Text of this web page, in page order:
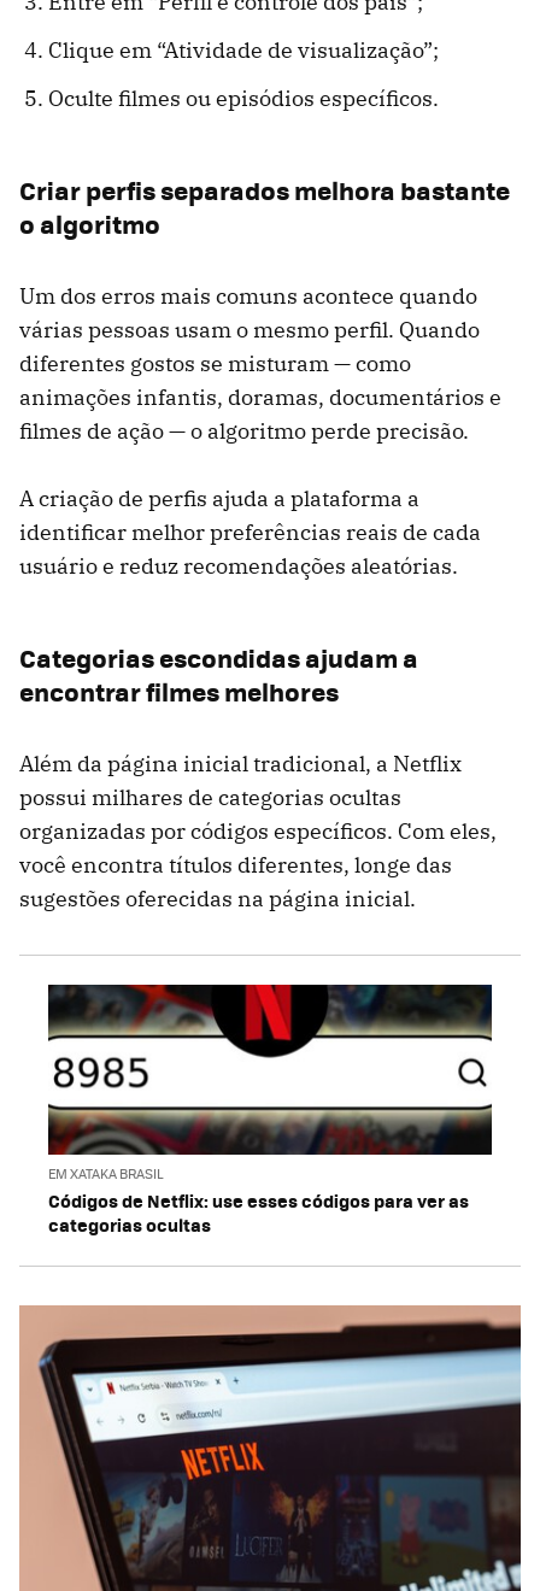
Clique em “Atividade de visualização”;
Oculte filmes ou episódios específicos.
Criar perfis separados melhora bastante
o algoritmo
Um dos erros mais comuns acontece quando
várias pessoas usam o mesmo perfil. Quando
diferentes gostos se misturam — como
animações infantis, doramas, documentários e
filmes de ação — o algoritmo perde precisão.
A criação de perfis ajuda a plataforma a
identificar melhor preferências reais de cada
usuário e reduz recomendações aleatórias.
Categorias escondidas ajudam a
encontrar filmes melhores
Além da página inicial tradicional, a Netflix
possui milhares de categorias ocultas
organizadas por códigos específicos. Com eles,
você encontra títulos diferentes, longe das
sugestões oferecidas na página inicial.
EM XATAKA BRASIL
Códigos de Netflix: use esses códigos para ver as
categorias ocultas